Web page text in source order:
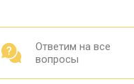
Ответим на все
вопросы